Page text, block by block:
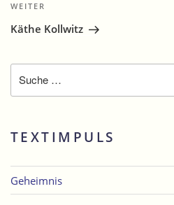
Nächster
Beitrag
WEITER
Käthe Kollwitz
nach:
TEXTIMPULS
Geheimnis